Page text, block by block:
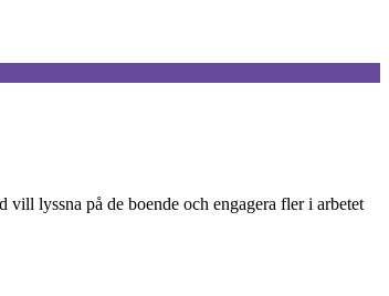
lyssna på de boende och engagera fler i arbetet